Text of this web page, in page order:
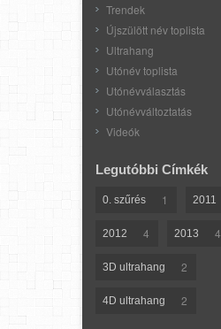
Trendek
Újszülött név toplista
Ultrahang
Utónév toplista
Utónévválasztás
Utónévváltoztatás
Videók
Legutóbbi Címkék
0. szűrés 1 2011
2012 4 2013 4
3D ultrahang 2
4D ultrahang 2